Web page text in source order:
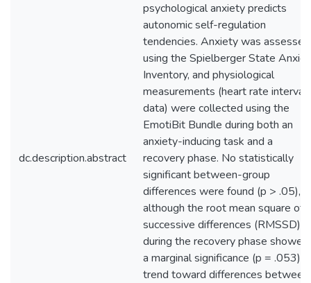
dc.description.abstract
psychological anxiety predicts
autonomic self-regulation
tendencies. Anxiety was assessed
using the Spielberger State
Inventory, and physiological
measurements (heart rate interval
data) were collected using the
EmotiBit Bundle during both an
anxiety-inducing task and a
recovery phase. No statistically
significant between-group
differences were found (p > .05),
although the root mean square of
successive differences (RMSSD)
during the recovery phase showed
a marginal significance (p = .053).
trend toward differences between